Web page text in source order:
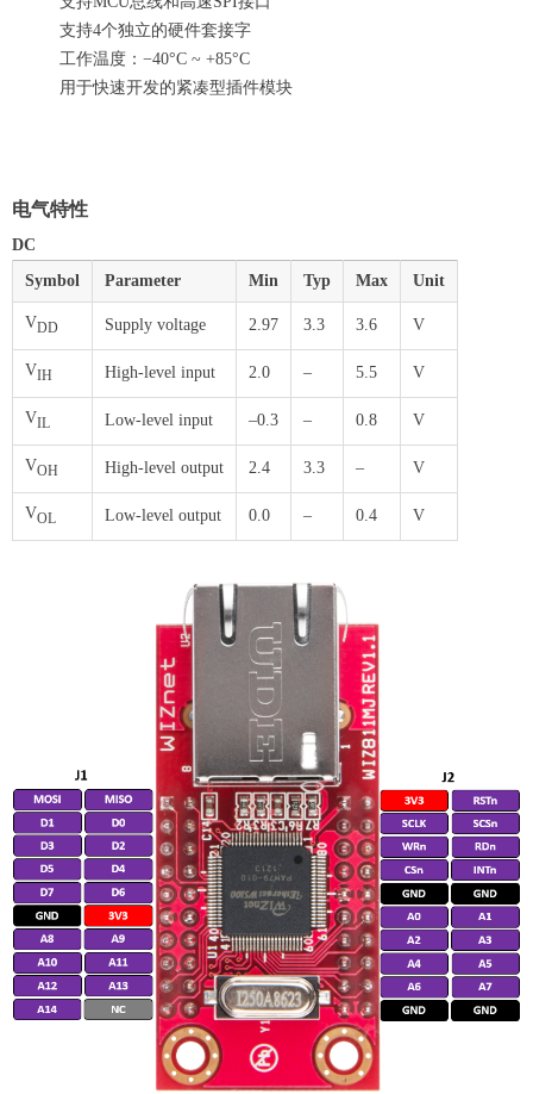
支持4个独立的硬件套接字
工作温度：−40°C ~ +85°C
用于快速开发的紧凑型插件模块
电气特性
DC
Symbol
Parameter Min Typ Max Unit
VDD Supply voltage 2.97 3.3 3.6 V
VIH High-level input 2.0 – 5.5 V
VIL Low-level input –0.3 – 0.8 V
VOH High-level output 2.4 3.3 – V
VOL Low-level output 0.0 – 0.4 V